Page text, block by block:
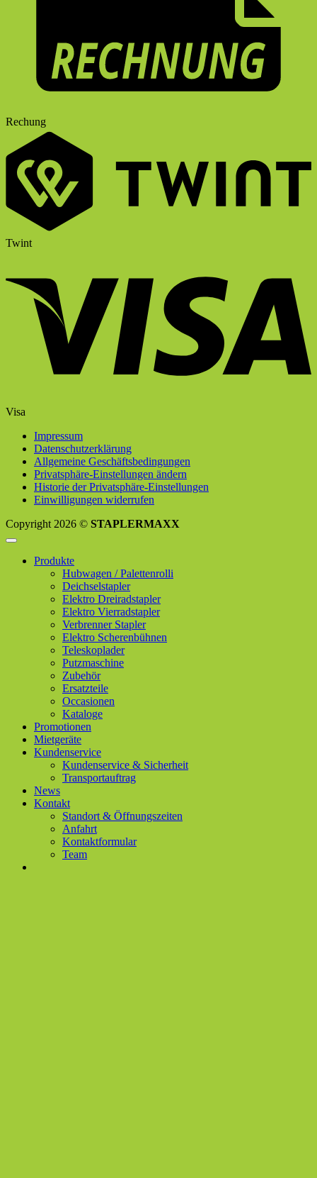
Rechung
Twint
Visa
Impressum
Datenschutzerklärung
Allgemeine Geschäftsbedingungen
Privatsphäre-Einstellungen ändern
Historie der Privatsphäre-Einstellungen
Einwilligungen widerrufen
Copyright 2026 © STAPLERMAXX
Produkte
Hubwagen / Palettenrolli
Deichselstapler
Elektro Dreiradstapler
Elektro Vierradstapler
Verbrenner Stapler
Elektro Scherenbühnen
Teleskoplader
Putzmaschine
Zubehör
Ersatzteile
Occasionen
Kataloge
Promotionen
Mietgeräte
Kundenservice
Kundenservice & Sicherheit
Transportauftrag
News
Kontakt
Standort & Öffnungszeiten
Anfahrt
Kontaktformular
Team